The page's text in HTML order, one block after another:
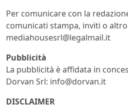
Per comunicare con la
comunicati stampa, inviti o
mediahousesrl@legalmail.it
Pubblicità
La pubblicità è affidata in
Dorvan Srl: info@dorvan.it
DISCLAIMER